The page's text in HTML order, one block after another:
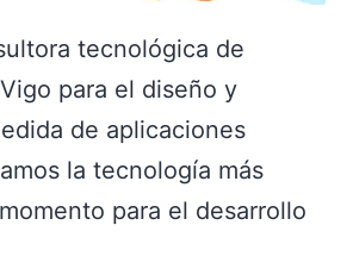
tecnológica de
para el diseño y
de aplicaciones
la tecnología más
para el desarrollo